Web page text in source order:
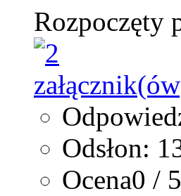
Rozpoczęty
Odsłon:
Ocena0 / 5